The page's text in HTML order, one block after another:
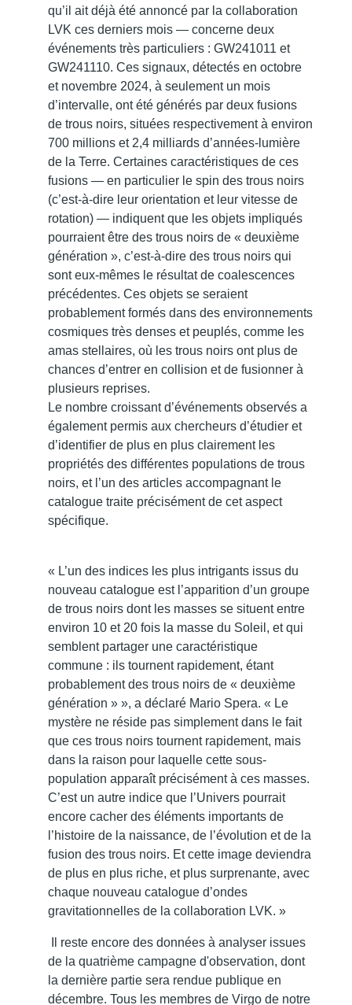
qu’il ait déjà été annoncé par la collaboration
LVK ces derniers mois — concerne deux
événements très particuliers : GW241011 et
GW241110. Ces signaux, détectés en octobre
et novembre 2024, à seulement un mois
d’intervalle, ont été générés par deux fusions
de trous noirs, situées respectivement à environ
700 millions et 2,4 milliards d’années-lumière
de la Terre. Certaines caractéristiques de ces
fusions — en particulier le spin des trous noirs
(c’est-à-dire leur orientation et leur vitesse de
rotation) — indiquent que les objets impliqués
pourraient être des trous noirs de « deuxième
génération », c’est-à-dire des trous noirs qui
sont eux-mêmes le résultat de coalescences
précédentes. Ces objets se seraient
probablement formés dans des environnements
cosmiques très denses et peuplés, comme les
amas stellaires, où les trous noirs ont plus de
chances d’entrer en collision et de fusionner à
plusieurs reprises.
Le nombre croissant d’événements observés a
également permis aux chercheurs d’étudier et
d’identifier de plus en plus clairement les
propriétés des différentes populations de trous
noirs, et l’un des articles accompagnant le
catalogue traite précisément de cet aspect
spécifique.
« L’un des indices les plus intrigants issus du
nouveau catalogue est l’apparition d’un groupe
de trous noirs dont les masses se situent entre
environ 10 et 20 fois la masse du Soleil, et qui
semblent partager une caractéristique
commune : ils tournent rapidement, étant
probablement des trous noirs de « deuxième
génération » », a déclaré Mario Spera. « Le
mystère ne réside pas simplement dans le fait
que ces trous noirs tournent rapidement, mais
dans la raison pour laquelle cette sous-
population apparaît précisément à ces masses.
C’est un autre indice que l’Univers pourrait
encore cacher des éléments importants de
l’histoire de la naissance, de l’évolution et de la
fusion des trous noirs. Et cette image deviendra
de plus en plus riche, et plus surprenante, avec
chaque nouveau catalogue d’ondes
gravitationnelles de la collaboration LVK. »
Il reste encore des données à analyser issues
de la quatrième campagne d'observation, dont
la dernière partie sera rendue publique en
décembre. Tous les membres de Virgo de notre